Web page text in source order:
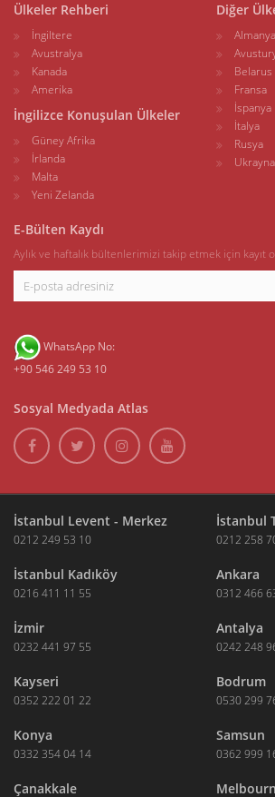
Ülkeler Rehberi
İngiltere
Avustralya
Kanada
Amerika
İngilizce Konuşulan Ülkeler
Güney Afrika
İrlanda
Malta
Yeni Zelanda
Diğer
Almanya
Belarus
Fransa
İspanya
İtalya
Rusya
Ukrayna
E-Bülten Kaydı
Aylık ve haftalık bültenlerimizi takip etmek için kayıt
WhatsApp No:
+90 546 249 53 10
Sosyal Medyada Atlas
İstanbul Levent - Merkez
0212 249 53 10
İstanbul
0212 258
İstanbul Kadıköy
0216 411 11 55
Ankara
0312 466
İzmir
0232 441 97 55
Antalya
0242 248
Kayseri
0352 222 01 22
Bodrum
0530 299
Konya
0332 354 04 14
Samsun
0362 999
Çanakkale